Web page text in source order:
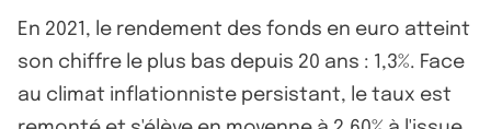
En 2021, le rendement des fonds en euro atteint
son chiffre le plus bas depuis 20 ans : 1,3%. Face
au climat inflationniste persistant, le taux est